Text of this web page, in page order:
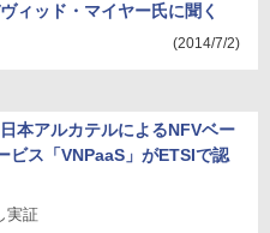
ィッド・マイヤー氏に聞く
(2014/7/2)
本アルカテルによるNFVベー
ビス「VNPaaS」がETSIで認
実証